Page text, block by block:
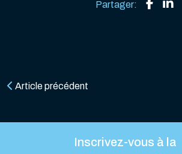
Partager:
Article précédent
Inscrivez-vous à la